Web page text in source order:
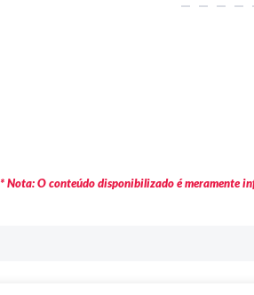
* Nota: O conteúdo disponibilizado é meramente